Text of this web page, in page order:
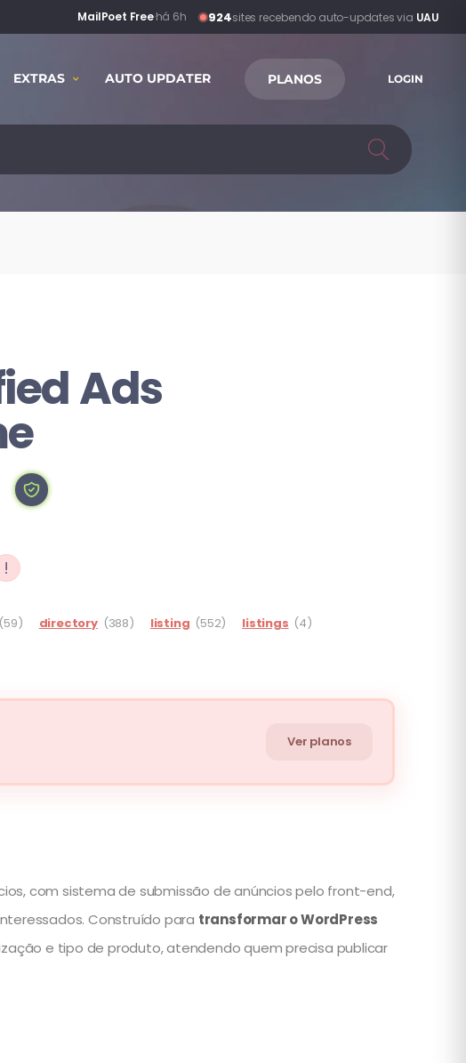
924sites recebendo auto-updates via UAU
MailPoet Free·há 6h
EXTRAS AUTO UPDATER PLANOS LOGIN
Ads
!
(59) directory (388) listing (552) listings (4)
Ver planos
com sistema de submissão de anúncios pelo front-end,
Construído para transformar o WordPress
e tipo de produto, atendendo quem precisa publicar